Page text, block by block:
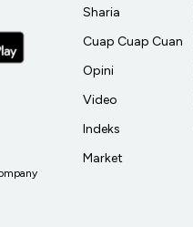
Sharia
Cuap Cuap Cuan
Opini
Video
Indeks
Market